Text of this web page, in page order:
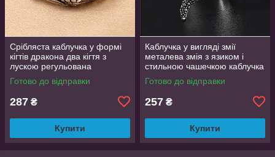
Срібляста каблучка у формі
кігтів дракона два кігтя з
лускою регульована
DragonClaw001
Готово до відправки
287 ₴
Купити
Каблучка у вигляді змії
металева змія з язиком і
стильною чашечкою каблучка
влада розмір регульований
Готово до відправки
257 ₴
Купити